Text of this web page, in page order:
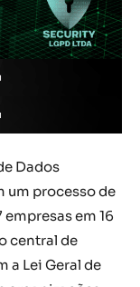
Dados
um processo de
em 16
central de
a Lei Geral de